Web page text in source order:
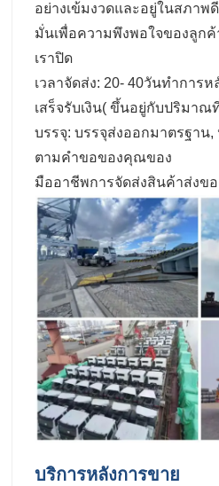
อย่างเข้มงวดและอยู่ในสภาพ
มั่นเพื่อความพึงพอใจของลูก
เราปิด
เวลาจัดส่ง: 20- 40วันทําการ
เสร็จรับเงิน( ขึ้นอยู่กับปริมาณ
บรรจุ: บรรจุส่งออกมาตรฐาน,
ตามคําขอของคุณของ
มืออาชีพการจัดส่งสินค้าส่งขอ
บริการหลังการขาย